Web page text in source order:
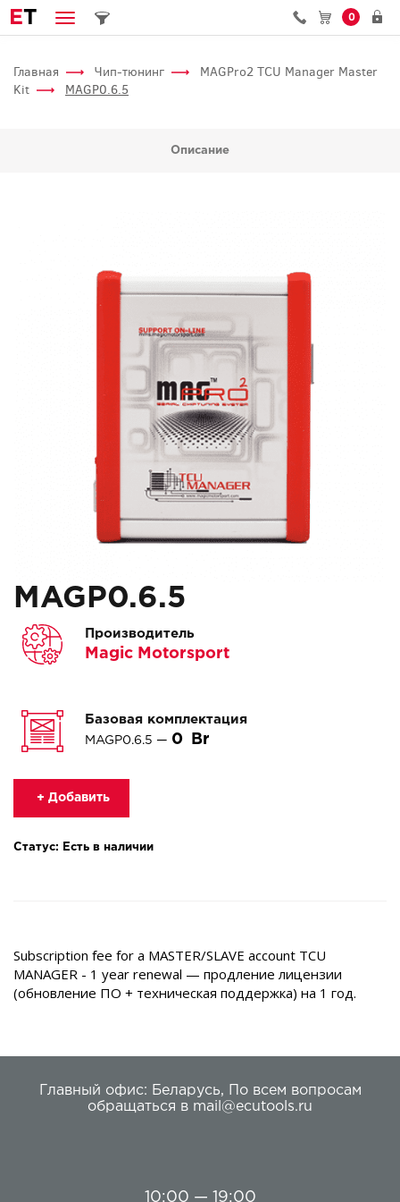
ET 0
Главная Чип-тюнинг
MAGPro2 TCU Manager Master
Kit
MAGP0.6.5
Описание
MAGP0.6.5
Производитель
Magic Motorsport
Базовая комплектация
MAGP0.6.5 — 0
+ Добавить
Статус: Есть в наличии
Subscription fee for a MASTER/SLAVE account TCU
MANAGER - 1 year renewal — продление лицензии
(обновление ПО + техническая поддержка) на 1 год.
Главный офис: Беларусь,
По всем вопросам
обращаться в mail@ecutools.ru
10:00 — 19:00